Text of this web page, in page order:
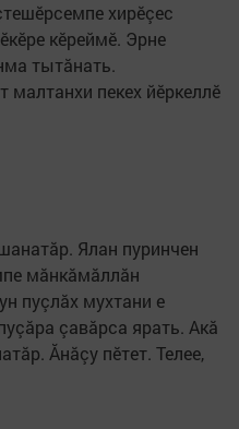
хирӗçес
кӗреймӗ. Эрне
тытăнать.
пекех йӗркеллӗ
Ялан пуринчен
мăнкăмăллăн
пуçлăх мухтани е
çавăрса ярать. Акă
Ăнăçу пӗтет. Телее,